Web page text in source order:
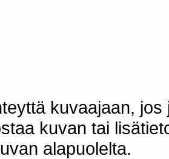
kuvaajaan,
kuvan tai
alapuolelta.